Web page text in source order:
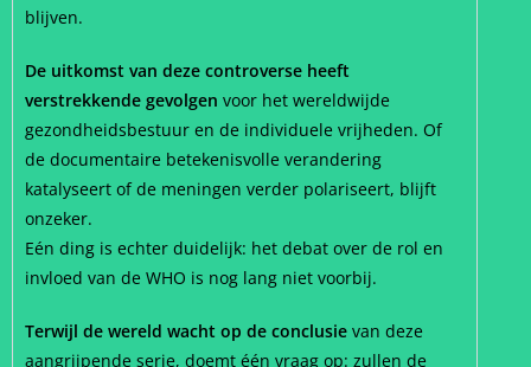
blijven.
De uitkomst van deze controverse heeft
verstrekkende gevolgen voor het wereldwijde
gezondheidsbestuur en de individuele vrijheden. Of
de documentaire betekenisvolle verandering
katalyseert of de meningen verder polariseert, blijft
onzeker.
Eén ding is echter duidelijk: het debat over de rol en
invloed van de WHO is nog lang niet voorbij.
Terwijl de wereld wacht op de conclusie van deze
aangrijpende serie, doemt één vraag op: zullen de